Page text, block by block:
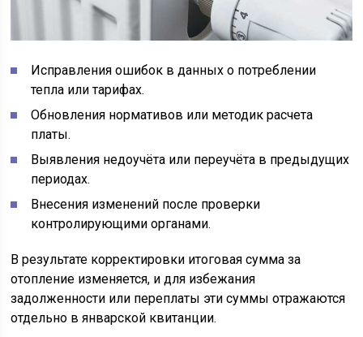
Исправления ошибок в данных о потреблении
тепла или тарифах.
Обновления нормативов или методик расчета
платы.
Выявления недоучёта или переучёта в предыдущих
периодах.
Внесения изменений после проверки
контролирующими органами.
В результате корректировки итоговая сумма за
отопление изменяется, и для избежания
задолженности или переплаты эти суммы отражаются
отдельно в январской квитанции.